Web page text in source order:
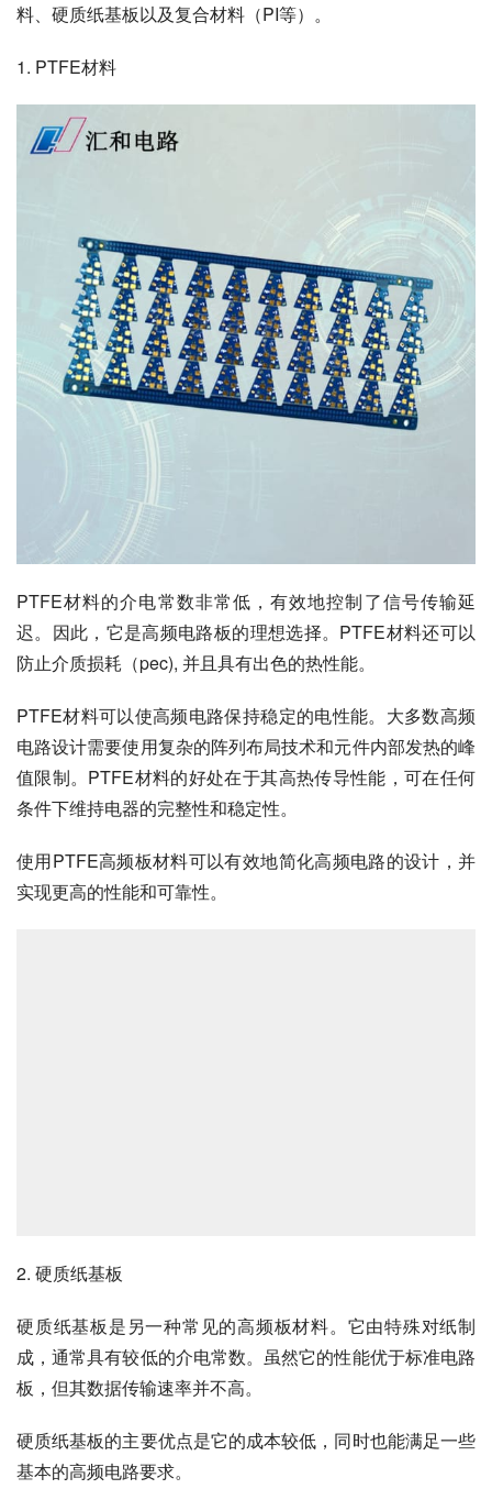
料、硬质纸基板以及复合材料（PI等）。
1. PTFE材料
PTFE材料的介电常数非常低，有效地控制了信号传输延
迟。因此，它是高频电路板的理想选择。PTFE材料还可以
防止介质损耗（pec), 并且具有出色的热性能。
PTFE材料可以使高频电路保持稳定的电性能。大多数高频
电路设计需要使用复杂的阵列布局技术和元件内部发热的峰
值限制。PTFE材料的好处在于其高热传导性能，可在任何
条件下维持电器的完整性和稳定性。
使用PTFE高频板材料可以有效地简化高频电路的设计，并
实现更高的性能和可靠性。
2. 硬质纸基板
硬质纸基板是另一种常见的高频板材料。它由特殊对纸制
成，通常具有较低的介电常数。虽然它的性能优于标准电路
板，但其数据传输速率并不高。
硬质纸基板的主要优点是它的成本较低，同时也能满足一些
基本的高频电路要求。